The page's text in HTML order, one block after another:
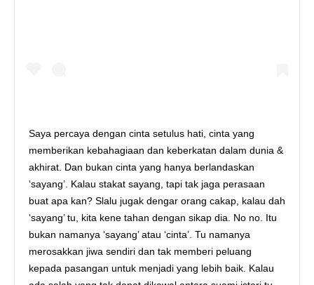
Saya percaya dengan cinta setulus hati, cinta yang
memberikan kebahagiaan dan keberkatan dalam dunia &
akhirat. Dan bukan cinta yang hanya berlandaskan
‘sayang’. Kalau stakat sayang, tapi tak jaga perasaan
buat apa kan? Slalu jugak dengar orang cakap, kalau dah
‘sayang’ tu, kita kene tahan dengan sikap dia. No no. Itu
bukan namanya ‘sayang’ atau ‘cinta’. Tu namanya
merosakkan jiwa sendiri dan tak memberi peluang
kepada pasangan untuk menjadi yang lebih baik. Kalau